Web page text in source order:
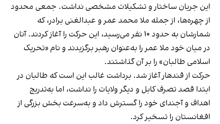
این جریان ساختار و تشکیلات مشخصی نداشت. جمعی محدود
از چهره‌ها، از جمله ملا محمد عمر و عبدالغنی برادر، که
شمارشان به حدود ۱۰ نفر می‌رسید، این حرکت را آغاز کردند. آنان
در میان خود ملا عمر را به‌عنوان رهبر برگزیدند و نام «تحریک
اسلامی طالبان» را بر آن گذاشتند.
حرکت از قندهار آغاز شد. برداشت غالب این است که طالبان در
ابتدا قصد تصرف کابل و دیگر ولایات را نداشت، اما به‌تدریج
اهداف و آجندای خود را گسترش داد و به‌سرعت بخش بزرگی از
افغانستان را تسخیر کرد.